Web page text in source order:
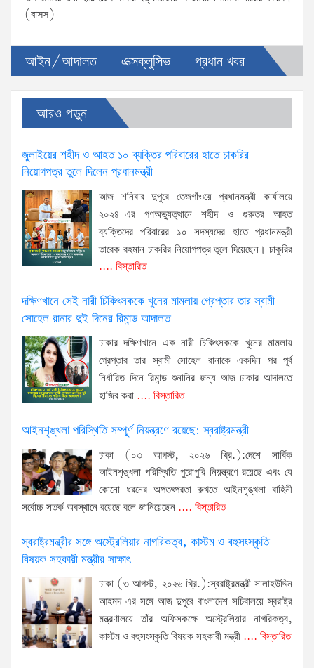
(বাসস)
আইন/আদালত এক্সক্লুসিভ প্রধান খবর
আরও পড়ুন
জুলাইয়ের শহীদ ও আহত ১০ ব্যক্তির পরিবারের হাতে চাকরির
নিয়োগপত্র তুলে দিলেন প্রধানমন্ত্রী
আজ শনিবার দুপুরে তেজগাঁওয়ে প্রধানমন্ত্রী কার্যালয়ে
২০২৪-এর গণঅভ্যুত্থানে শহীদ ও গুরুতর আহত
ব্যক্তিদের পরিবারের ১০ সদস্যদের হাতে প্রধানমন্ত্রী
তারেক রহমান চাকরির নিয়োগপত্র তুলে দিয়েছেন। চাকুরির
.... বিস্তারিত
দক্ষিণখানে সেই নারী চিকিৎসককে খুনের মামলায় গ্রেপ্তার তার স্বামী
সোহেল রানার দুই দিনের রিমান্ড আদালত
ঢাকার দক্ষিণখানে এক নারী চিকিৎসককে খুনের মামলায়
গ্রেপ্তার তার স্বামী সোহেল রানাকে একদিন পর পূর্ব
নির্ধারিত দিনে রিমান্ড শুনানির জন্য আজ ঢাকার আদালতে
হাজির করা .... বিস্তারিত
আইনশৃঙ্খলা পরিস্থিতি সম্পূর্ণ নিয়ন্ত্রণে রয়েছে: স্বরাষ্ট্রমন্ত্রী
ঢাকা (০৩ আগস্ট, ২০২৬ খ্রি.):দেশে সার্বিক
আইনশৃঙ্খলা পরিস্থিতি পুরোপুরি নিয়ন্ত্রণে রয়েছে এবং যে
কোনো ধরনের অপতৎপরতা রুখতে আইনশৃঙ্খলা বাহিনী
সর্বোচ্চ সতর্ক অবস্থানে রয়েছে বলে জানিয়েছেন .... বিস্তারিত
স্বরাষ্ট্রমন্ত্রীর সঙ্গে অস্ট্রেলিয়ার নাগরিকত্ব, কাস্টম ও বহুসংস্কৃতি
বিষয়ক সহকারী মন্ত্রীর সাক্ষাৎ
ঢাকা (৩ আগস্ট, ২০২৬ খ্রি.):স্বরাষ্ট্রমন্ত্রী সালাহউদ্দিন
আহমদ এর সঙ্গে আজ দুপুরে বাংলাদেশ সচিবালয়ে স্বরাষ্ট্র
মন্ত্রণালয়ে তাঁর অফিসকক্ষে অস্ট্রেলিয়ার নাগরিকত্ব,
কাস্টম ও বহুসংস্কৃতি বিষয়ক সহকারী মন্ত্রী .... বিস্তারিত